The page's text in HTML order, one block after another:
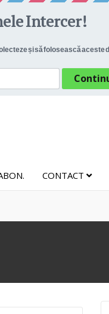
CONTACT